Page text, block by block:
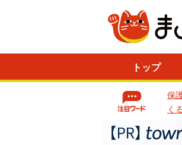
トップ
保
く